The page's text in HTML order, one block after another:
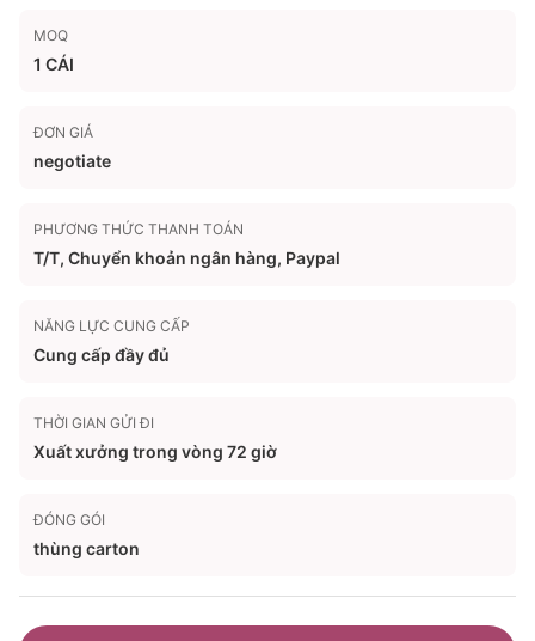
MOQ
1 CÁI
ĐƠN GIÁ
negotiate
PHƯƠNG THỨC THANH TOÁN
T/T, Chuyển khoản ngân hàng, Paypal
NĂNG LỰC CUNG CẤP
Cung cấp đầy đủ
THỜI GIAN GỬI ĐI
Xuất xưởng trong vòng 72 giờ
ĐÓNG GÓI
thùng carton